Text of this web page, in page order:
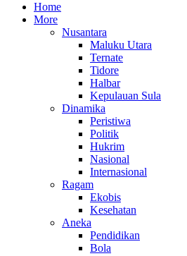
Home
More
Nusantara
Maluku Utara
Ternate
Tidore
Halbar
Kepulauan Sula
Dinamika
Peristiwa
Politik
Hukrim
Nasional
Internasional
Ragam
Ekobis
Kesehatan
Aneka
Pendidikan
Bola